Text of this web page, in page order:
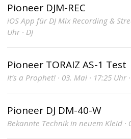
Pioneer DJM-REC
iOS App für DJ Mix Recording &
Uhr · DJ
Pioneer TORAIZ AS-1 Test
It’s a Prophet! · 03. Mai · 17:25 Uhr
Pioneer DJ DM-40-W
Bekannte Technik in neuem Kleid ·